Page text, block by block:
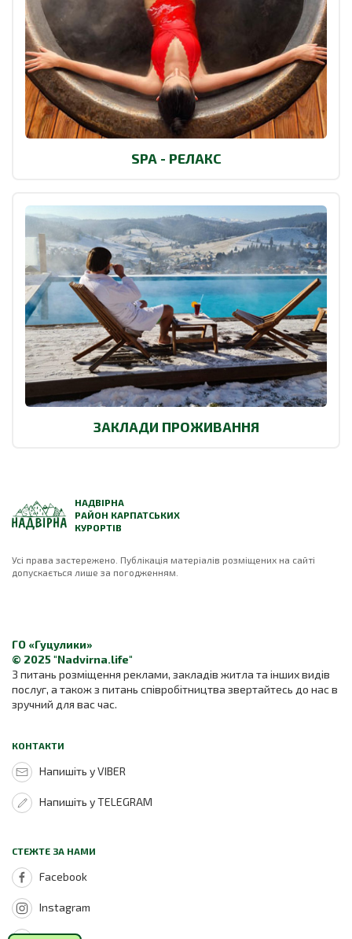
SPA - РЕЛАКС
ЗАКЛАДИ ПРОЖИВАННЯ
НАДВІРНА
РАЙОН КАРПАТСЬКИХ
КУРОРТІВ
Усі права застережено. Публікація матеріалів розміщених на сайті
допускається лише за погодженням.
ГО «Гуцулики»
© 2025 "Nadvirna.life"
З питань розміщення реклами, закладів житла та інших видів
послуг, а також з питань співробітництва звертайтесь до нас в
зручний для вас час.
КОНТАКТИ
Напишіть у VIBER
Напишіть у TELEGRAM
СТЕЖТЕ ЗА НАМИ
Facebook
Instagram